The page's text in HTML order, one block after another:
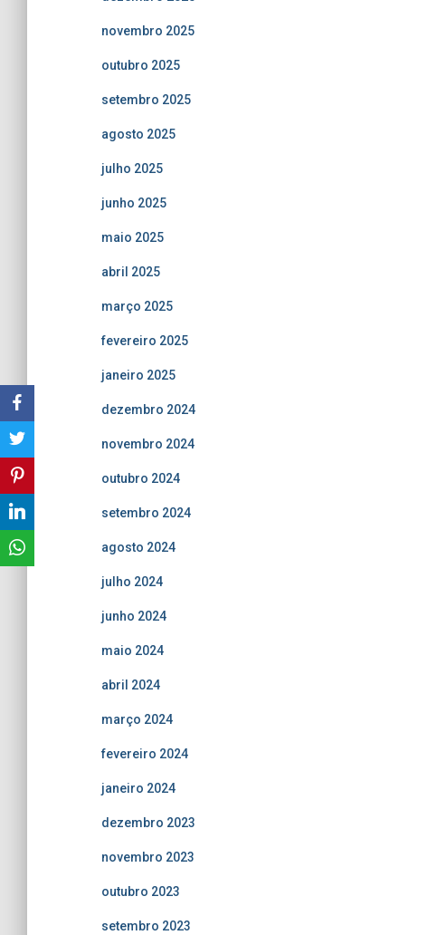
novembro 2025
outubro 2025
setembro 2025
agosto 2025
julho 2025
junho 2025
maio 2025
abril 2025
março 2025
fevereiro 2025
janeiro 2025
dezembro 2024
novembro 2024
outubro 2024
setembro 2024
agosto 2024
julho 2024
junho 2024
maio 2024
abril 2024
março 2024
fevereiro 2024
janeiro 2024
dezembro 2023
novembro 2023
outubro 2023
setembro 2023